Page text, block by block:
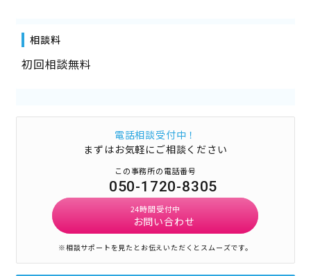
相談料
初回相談無料
電話相談受付中！
まずはお気軽にご相談ください
この事務所の電話番号
050-1720-8305
24時間受付中
お問い合わせ
※相談サポートを見たとお伝えいただくとスムーズです。